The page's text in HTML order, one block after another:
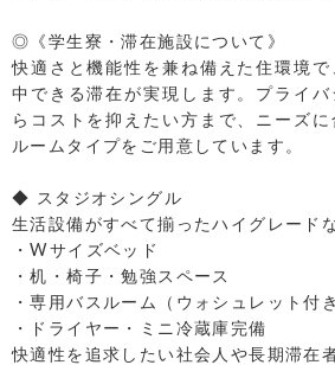
◎《学生寮・滞在施設について》
快適さと機能性を兼ね備えた住環境
中できる滞在が実現します。プライ
らコストを抑えたい方まで、ニーズ
ルームタイプをご用意しています。
◆ スタジオシングル
生活設備がすべて揃ったハイグレード
・Wサイズベッド
・机・椅子・勉強スペース
・専用バスルーム（ウォシュレット付
・ドライヤー・ミニ冷蔵庫完備
快適性を追求したい社会人や長期滞在